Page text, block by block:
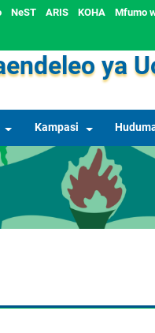
Mfumo
KOHA
ARIS
NeST
ya
Kampasi